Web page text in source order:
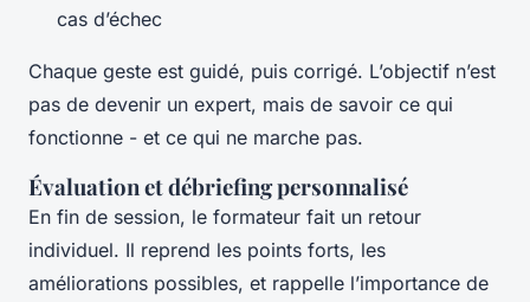
cas d’échec
Chaque geste est guidé, puis corrigé. L’objectif n’est
pas de devenir un expert, mais de savoir ce qui
fonctionne - et ce qui ne marche pas.
Évaluation et débriefing personnalisé
En fin de session, le formateur fait un retour
individuel. Il reprend les points forts, les
améliorations possibles, et rappelle l’importance de